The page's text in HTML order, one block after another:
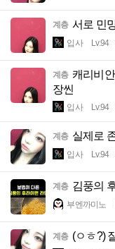
계층 서로 민
입사 Lv.94
계층 캐리비
장씬
입사 Lv.94
계층 실제로
입사 Lv.94
계층 김풍의
부엔까미노
계층 (ㅇㅎ?)